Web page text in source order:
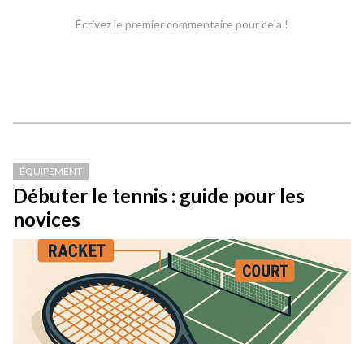
Écrivez le premier commentaire pour cela !
ÉQUIPEMENT
Débuter le tennis : guide pour les
novices